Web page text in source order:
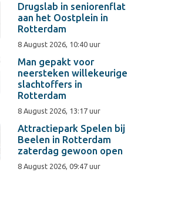
Drugslab in seniorenflat
aan het Oostplein in
Rotterdam
8 August 2026, 10:40 uur
Man gepakt voor
neersteken willekeurige
slachtoffers in
Rotterdam
8 August 2026, 13:17 uur
Attractiepark Spelen bij
Beelen in Rotterdam
zaterdag gewoon open
8 August 2026, 09:47 uur